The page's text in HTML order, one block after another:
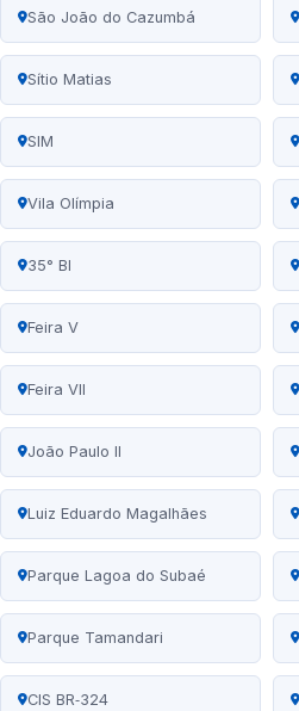
São João do Cazumbá
Sítio Matias
SIM
Vila Olímpia
35° BI
Feira V
Feira VII
João Paulo II
Luiz Eduardo Magalhães
Parque Lagoa do Subaé
Parque Tamandari
CIS BR‑324